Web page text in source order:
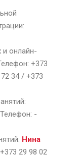
онлайн-
+373
34 / +373
-
Нина
29 98 02